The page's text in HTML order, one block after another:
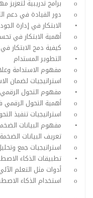
o
برامج تدريبية
o
دور القيادة في دعم
•
الابتكار في إدارة
o
أهمية الابتكار في
o
كيفية دمج الابتكار
•
التطوير المستدام
o
مفهوم الاستدامة
o
استراتيجيات لضمان
•
مفهوم التحول الرقمي
o
أهمية التحول
o
استراتيجيات تنفيذ
•
مفهوم البيانات
o
تعريف البيانات
o
استراتيجيات جمع
•
تطبيقات الذكاء
o
أدوات مثل التعلم
o
استخدام الذكاء